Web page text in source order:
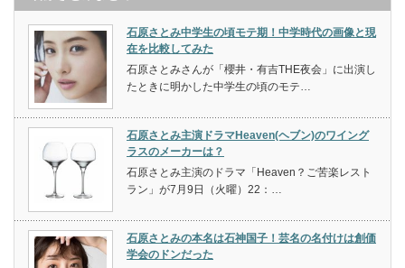
石原さとみ中学生の頃モテ期！中学時代の画像と現
在を比較してみた
石原さとみさんが「櫻井・有吉THE夜会」に出演し
たときに明かした中学生の頃のモテ…
石原さとみ主演ドラマHeaven(ヘブン)のワイング
ラスのメーカーは？
石原さとみ主演のドラマ「Heaven？ご苦楽レスト
ラン」が7月9日（火曜）22：…
石原さとみの本名は石神国子！芸名の名付けは創価
学会のドンだった